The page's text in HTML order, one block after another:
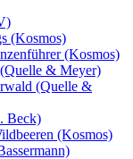
(Kosmos)
(Kosmos)
& Meyer)
(Quelle &
Beck)
(Kosmos)